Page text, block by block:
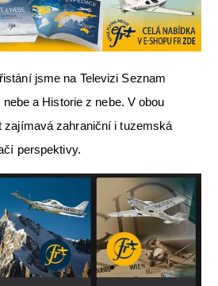
jsme na Televizi Seznam
a Historie z nebe. V obou
zajímavá zahraniční i tuzemská
perspektivy.